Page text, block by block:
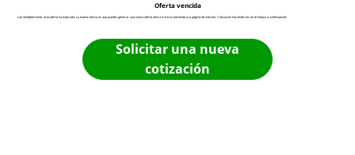
Oferta vencida
Lamentablemente, esta oferta ha expirado. La buena noticia es que puedes generar una nueva oferta ahora mismo volviendo a la página de Solicitar Cotización haciendo clic en el enlace a continuación:
Solicitar una nueva
cotización